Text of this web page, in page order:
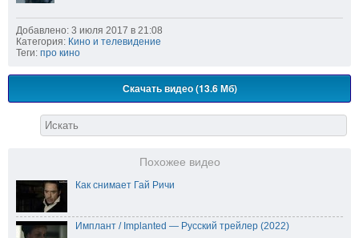
Добавлено: 3 июля 2017 в 21:08
Категория: Кино и телевидение
Теги: про кино
Скачать видео (13.6 Мб)
Похожее видео
Как снимает Гай Ричи
Имплант / Implanted — Русский трейлер (2022)